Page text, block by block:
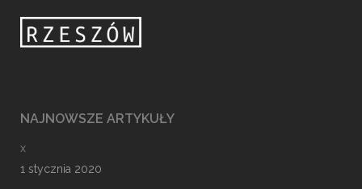
NAJNOWSZE ARTYKUŁY
x
1 stycznia 2020